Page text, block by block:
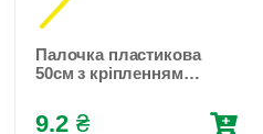
Палочка пластикова
50см з кріпленням
кульки, 50шт/уп
Жовтий Pelican
9.2 ₴